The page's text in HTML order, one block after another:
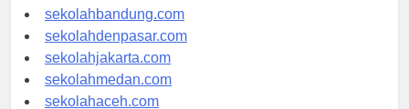
sekolahsamarinda.com
sekolahbandung.com
sekolahdenpasar.com
sekolahjakarta.com
sekolahmedan.com